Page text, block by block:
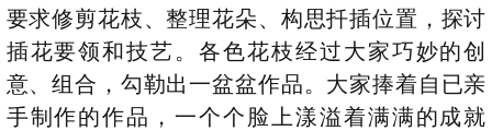
要求修剪花枝、整理花朵、构思扦插位置，探讨
插花要领和技艺。各色花枝经过大家巧妙的创
意、组合，勾勒出一盆盆作品。大家捧着自已亲
手制作的作品，一个个脸上漾溢着满满的成就